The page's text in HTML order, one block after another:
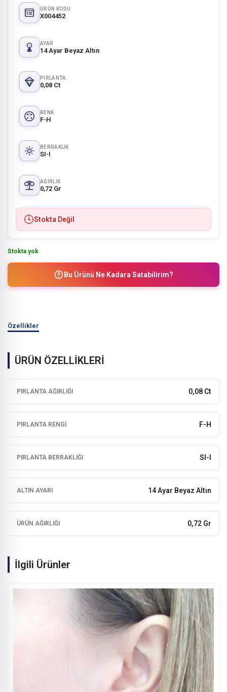
ÜRÜN KODU
X004452
AYAR
14 Ayar Beyaz Altın
PIRLANTA
0,08 Ct
RENK
F-H
BERRAKLIK
SI-I
AĞIRLIK
0,72 Gr
Stokta Değil
Stokta yok
Bu Ürünü Ne Kadara Satabilirim?
Özellikler
ÜRÜN ÖZELLİKLERİ
PIRLANTA AĞIRLIĞI 0,08 Ct
PIRLANTA RENGI F-H
PIRLANTA BERRAKLIĞI SI-I
ALTIN AYARI 14 Ayar Beyaz Altın
ÜRÜN AĞIRLIĞI 0,72 Gr
İlgili Ürünler